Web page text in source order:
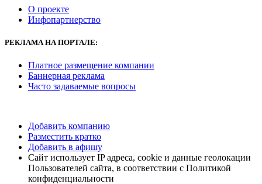
О проекте
Инфопартнерство
РЕКЛАМАНА ПОРТАЛЕ:
Платное размещение компании
Баннерная реклама
Часто задаваемые вопросы
Добавить компанию
Разместить кратко
Добавить в афишу
Сайт использует IP адреса, cookie и данные геолокации
Пользователей сайта, в соответствии с Политикой
конфиденциальности